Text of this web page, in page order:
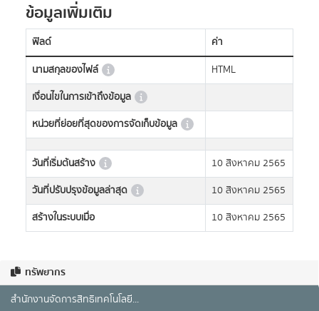
ทรัพยากร
สำนักงานจัดการสิทธิเทคโนโลยี...
ข้อมูลเพิ่มเติม
ฟิลด์
ค่า
นามสกุลของไฟล์
HTML
เงื่อนไขในการเข้าถึงข้อมูล
หน่วยที่ย่อยที่สุดของการจัดเก็บข้อมูล
วันที่เริ่มต้นสร้าง
10 สิงหาคม 2565
วันที่ปรับปรุงข้อมูลล่าสุด
10 สิงหาคม 2565
สร้างในระบบเมื่อ
10 สิงหาคม 2565